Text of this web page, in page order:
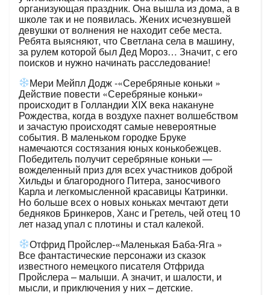
организующая праздник. Она вышла из дома, а в
школе так и не появилась. Жених исчезнувшей
девушки от волнения не находит себе места.
Ребята выясняют, что Светлана села в машину,
за рулем которой был Дед Мороз… Значит, с его
поисков и нужно начинать расследование!
Мери Мейпл Додж -«Серебряные коньки »
Действие повести «Серебряные коньки»
происходит в Голландии XIX века накануне
Рождества, когда в воздухе пахнет волшебством
и зачастую происходят самые невероятные
события. В маленьком городке Бруке
намечаются состязания юных конькобежцев.
Победитель получит серебряные коньки —
вожделенный приз для всех участников доброй
Хильды и благородного Питера, заносчивого
Карла и легкомысленной красавицы Катринки.
Но больше всех о новых коньках мечтают дети
бедняков Бринкеров, Ханс и Гретель, чей отец 10
лет назад упал с плотины и стал калекой.
Отфрид Пройслер-«Маленькая Баба-Яга »
Все фантастические персонажи из сказок
известного немецкого писателя Отфрида
Пройслера – малыши. А значит, и шалости, и
мысли, и приключения у них – детские.